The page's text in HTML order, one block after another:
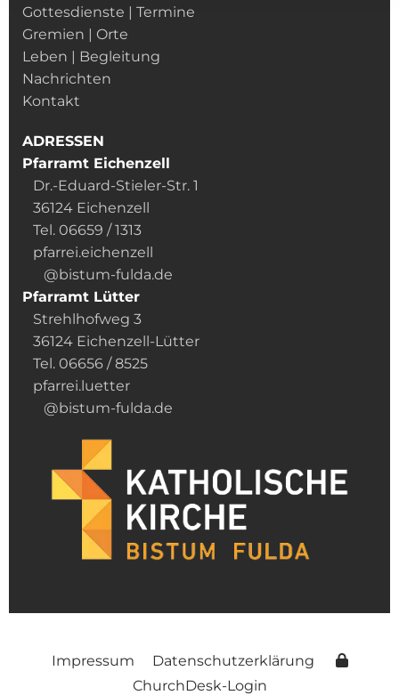
Gottesdienste | Termine
Gremien | Orte
Leben | Begleitung
Nachrichten
Kontakt
ADRESSEN
Pfarramt Eichenzell
Dr.-Eduard-Stieler-Str. 1
36124 Eichenzell
Tel. 06659 / 1313
pfarrei.eichenzell
@bistum-fulda.de
Pfarramt Lütter
Strehlhofweg 3
36124 Eichenzell-Lütter
Tel. 06656 / 8525
pfarrei.luetter
@bistum-fulda.de
Impressum
Datenschutzerklärung
ChurchDesk-Login